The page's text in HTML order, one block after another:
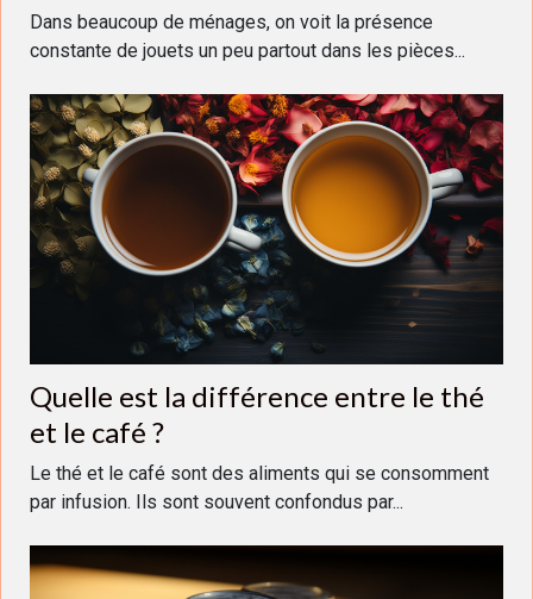
Dans beaucoup de ménages, on voit la présence
constante de jouets un peu partout dans les pièces...
Quelle est la différence entre le thé
et le café ?
Le thé et le café sont des aliments qui se consomment
par infusion. Ils sont souvent confondus par...